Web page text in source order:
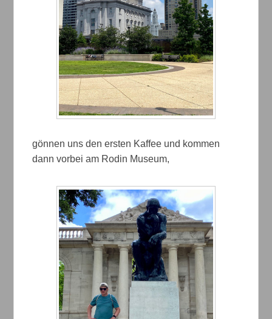
gönnen uns den ersten Kaffee und kommen
dann vorbei am Rodin Museum,